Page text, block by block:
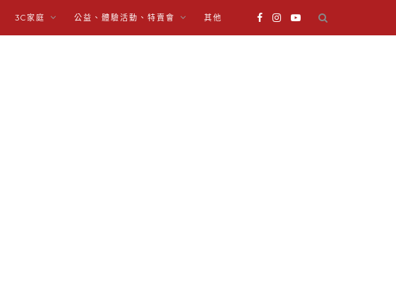
3C家庭 公益、體驗活動、特賣會 其他